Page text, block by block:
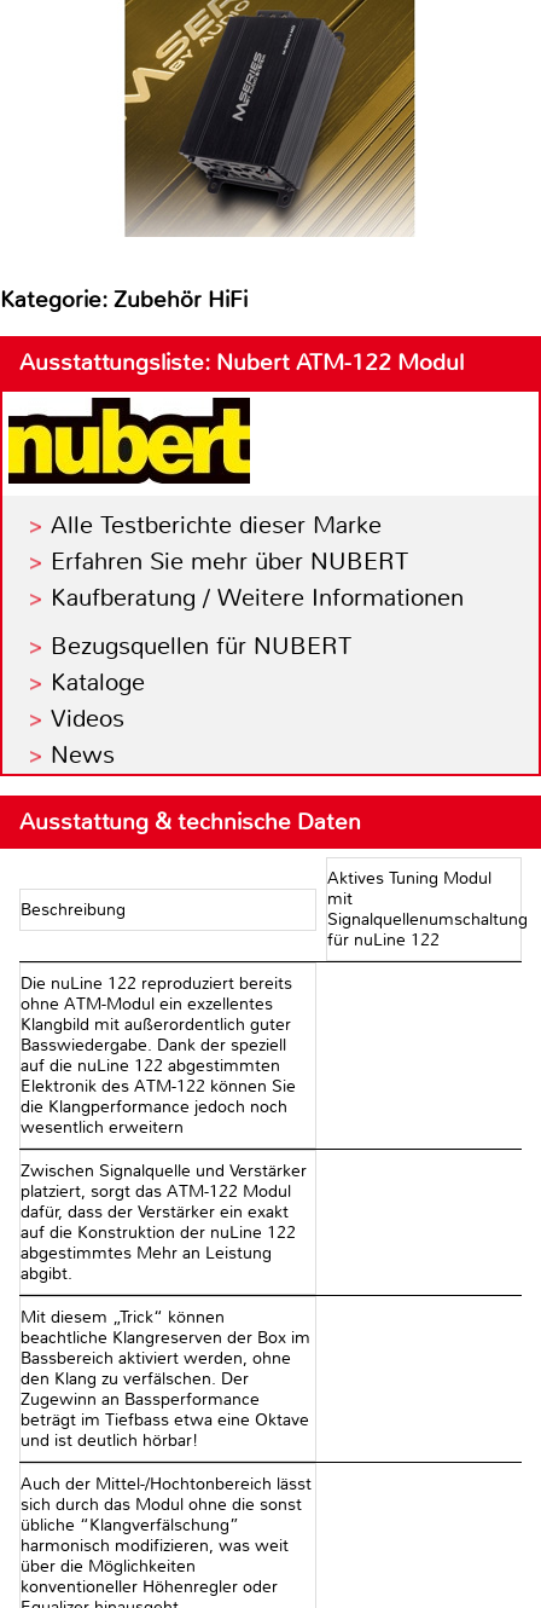
Kategorie: Zubehör HiFi
Ausstattungsliste: Nubert ATM-122 Modul
Alle Testberichte dieser Marke
Erfahren Sie mehr über NUBERT
Kaufberatung / Weitere Informationen
Bezugsquellen für NUBERT
Kataloge
Videos
News
Ausstattung & technische Daten
Beschreibung
Aktives Tuning Modul
mit
Signalquellenumschaltung
für nuLine 122
Die nuLine 122 reproduziert bereits
ohne ATM-Modul ein exzellentes
Klangbild mit außerordentlich guter
Basswiedergabe. Dank der speziell
auf die nuLine 122 abgestimmten
Elektronik des ATM-122 können Sie
die Klangperformance jedoch noch
wesentlich erweitern
Zwischen Signalquelle und Verstärker
platziert, sorgt das ATM-122 Modul
dafür, dass der Verstärker ein exakt
auf die Konstruktion der nuLine 122
abgestimmtes Mehr an Leistung
abgibt.
Mit diesem „Trick“ können
beachtliche Klangreserven der Box im
Bassbereich aktiviert werden, ohne
den Klang zu verfälschen. Der
Zugewinn an Bassperformance
beträgt im Tiefbass etwa eine Oktave
und ist deutlich hörbar!
Auch der Mittel-/Hochtonbereich lässt
sich durch das Modul ohne die sonst
übliche “Klangverfälschung”
harmonisch modifizieren, was weit
über die Möglichkeiten
konventioneller Höhenregler oder